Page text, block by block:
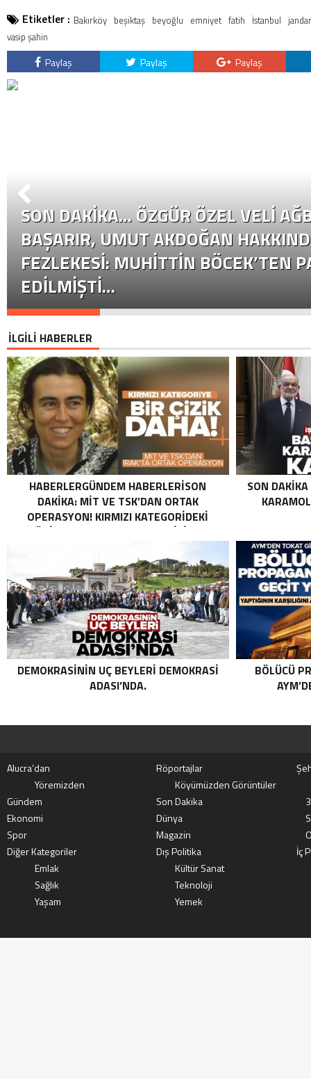
Etiketler : Bakırköy beşiktaş beyoğlu emniyet fatih İstanbul
vasip şahin
Paylaş Paylaş Paylaş
SON DAKİKA… ÖZGÜR ÖZEL VELI
BAŞARIR, UMUT AKDOĞAN
FEZLEKESI: MUHITTIN BÖCEK’TEN
EDILMIŞTI…
İLGİLİ HABERLER
HABERLERGÜNDEM HABERLERISON
DAKIKA: MİT VE TSK’DAN ORTAK
OPERASYON! KIRMIZI KATEGORIDEKI
TERÖRIST NAZLI TAŞPINAR ETKISIZ HALE
ORTAK OPERASYON! KIRMIZI
KATEGORIDEKI TERÖRIST NAZLI
TAŞPINAR ETKISIZ HALE GETIRILDI .
SON
DEMOKRASININ UÇ BEYLERI DEMOKRASI
ADASI’NDA.
BÖLÜCÜ
Alucra’dan Röportajlar
Yöremizden
Köyümüzden Görüntüler
Gündem
Son Dakika
Ekonomi
Dünya
Spor
Magazin
Diğer Kategoriler
Dış Politika
İç
Emlak
Kültür Sanat
Sağlık
Teknoloji
Yaşam
Yemek